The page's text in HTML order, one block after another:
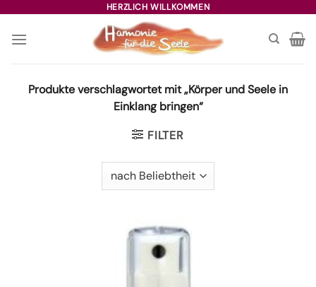
springen
HERZLICH WILLKOMMEN
Produkte verschlagwortet mit „Körper und Seele in
Einklang bringen“
FILTER